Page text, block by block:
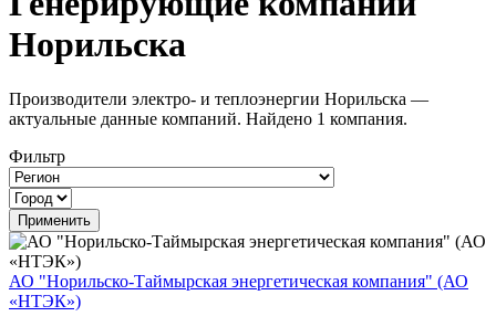
Норильска
Производители электро- и теплоэнергии Норильска —
актуальные данные компаний. Найдено 1 компания.
Фильтр
АО "Норильско-Таймырская энергетическая компания" (АО
«НТЭК»)